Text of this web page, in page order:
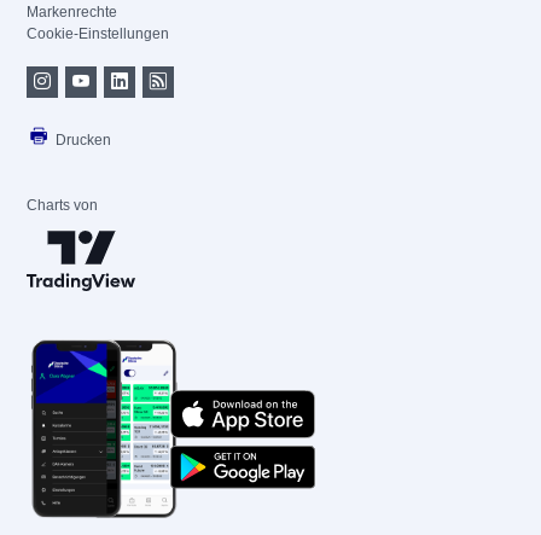
Markenrechte
Cookie-Einstellungen
Drucken
Charts von